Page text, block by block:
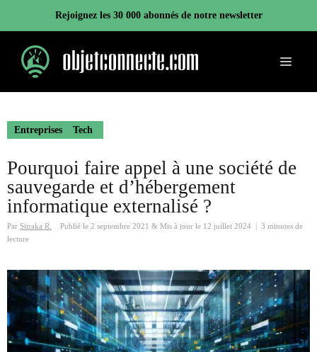
contenu
Rejoignez les 30 000 abonnés de notre newsletter
Menu
Entreprises Tech
Pourquoi faire appel à une société de
sauvegarde et d’hébergement
informatique externalisé ?
Par Sitraka R. Publié le 2 septembre 2021 & Mis à jour le 12 juillet 2024
3 minutes de
lecture